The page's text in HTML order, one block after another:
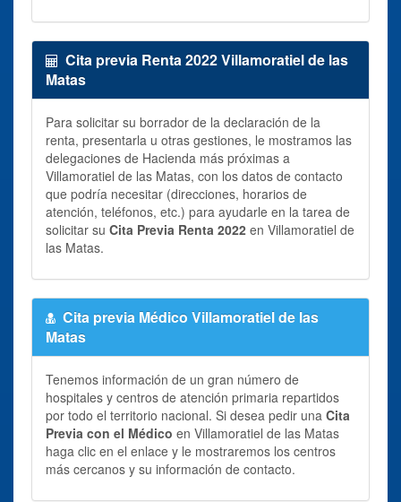
Cita previa Renta 2022 Villamoratiel de las
Matas
Para solicitar su borrador de la declaración de la
renta, presentarla u otras gestiones, le mostramos las
delegaciones de Hacienda más próximas a
Villamoratiel de las Matas, con los datos de contacto
que podría necesitar (direcciones, horarios de
atención, teléfonos, etc.) para ayudarle en la tarea de
solicitar su Cita Previa Renta 2022 en Villamoratiel de
las Matas.
Cita previa Médico Villamoratiel de las
Matas
Tenemos información de un gran número de
hospitales y centros de atención primaria repartidos
por todo el territorio nacional. Si desea pedir una Cita
Previa con el Médico en Villamoratiel de las Matas
haga clic en el enlace y le mostraremos los centros
más cercanos y su información de contacto.